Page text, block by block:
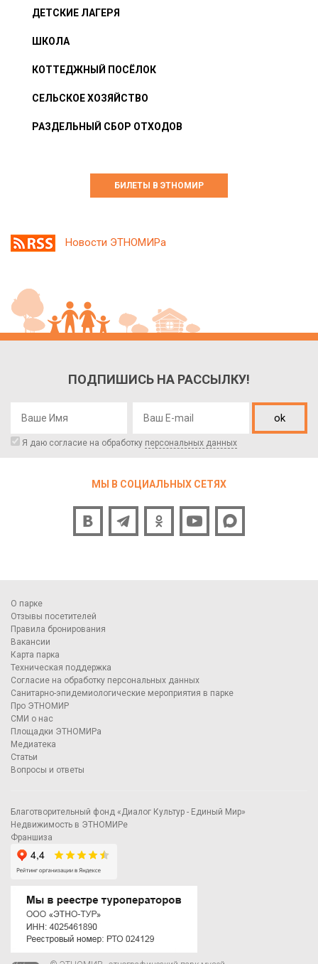
ДЕТСКИЕ ЛАГЕРЯ
ШКОЛА
КОТТЕДЖНЫЙ ПОСЁЛОК
СЕЛЬСКОЕ ХОЗЯЙСТВО
РАЗДЕЛЬНЫЙ СБОР ОТХОДОВ
БИЛЕТЫ В ЭТНОМИР
Новости ЭТНОМИРа
ПОДПИШИСЬ НА РАССЫЛКУ!
ok
Я даю согласие на обработку персональных данных
МЫ В СОЦИАЛЬНЫХ СЕТЯХ
О парке
Отзывы посетителей
Правила бронирования
Вакансии
Карта парка
Техническая поддержка
Согласие на обработку персональных данных
Санитарно-эпидемиологические мероприятия в парке
Про ЭТНОМИР
СМИ о нас
Площадки ЭТНОМИРа
Медиатека
Статьи
Вопросы и ответы
Благотворительный фонд «Диалог Культур - Единый Мир»
Недвижимость в ЭТНОМИРе
Франшиза